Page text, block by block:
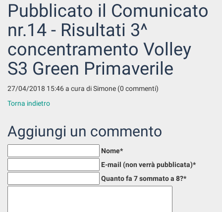
Pubblicato il Comunicato
nr.14 - Risultati 3^
concentramento Volley
S3 Green Primaverile
27/04/2018 15:46a cura di Simone (0 commenti)
Torna indietro
Aggiungi un commento
Nome*
E-mail (non verrà pubblicata)*
Quanto fa 7 sommato a 8?*